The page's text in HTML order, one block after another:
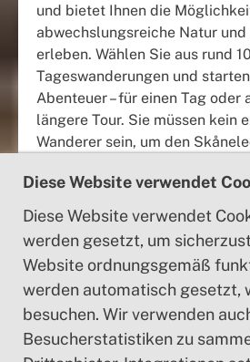
und bietet Ihnen die
abwechslungsreiche Natur
erleben. Wählen Sie aus rund
Tageswanderungen und
Abenteuer – für einen Tag oder
längere Tour. Sie müssen kein
Wanderer sein, um den
liegen in der Nähe von Bahn-
und eignen sich perfekt für
In unserem Kartentool können
und Schwierigkeitsgrad filtern
entlang des Weges Wasser,
Einkehrmöglichkeiten gibt.
nächstes großes oder kleines
Diese Website verwendet
Diese Website verwendet
werden gesetzt, um
Website ordnungsgemäß
werden automatisch gesetzt,
besuchen. Wir verwenden
Besucherstatistiken zu